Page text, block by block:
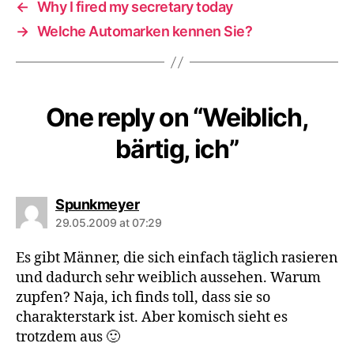
← Why I fired my secretary today
→ Welche Automarken kennen Sie?
One reply on “Weiblich,
bärtig, ich”
Spunkmeyersays:
29.05.2009 at 07:29
Es gibt Männer, die sich einfach täglich rasieren
und dadurch sehr weiblich aussehen. Warum
zupfen? Naja, ich finds toll, dass sie so
charakterstark ist. Aber komisch sieht es
trotzdem aus 🙂